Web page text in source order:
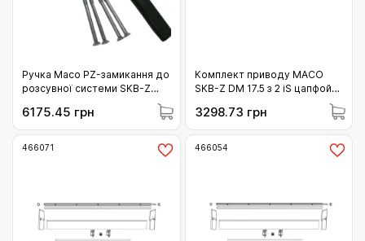
Ручка Масо PZ-замикання до
розсувної системи SKB-Z
зовнішня коричнева (455785)
6175.45 грн
Комплект приводу МАСО
SKB-Z DM 17.5 з 2 iS цапфой
3298.73 грн
466071 466054